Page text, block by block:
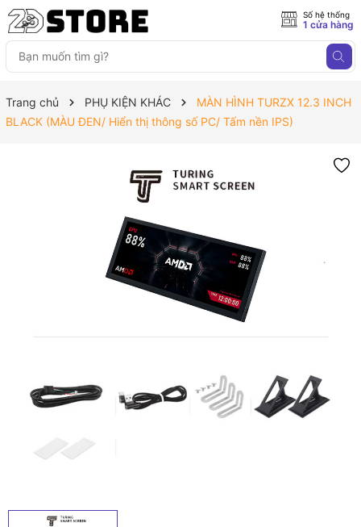
Số hệ thống
1 cửa hàng
Trang chủ PHỤ KIỆN KHÁC
MÀN HÌNH TURZX 12.3 INCH
BLACK (MÀU ĐEN/ Hiển thị thông số PC/ Tấm nền IPS)